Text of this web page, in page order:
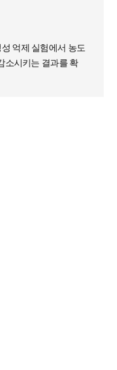
성 억제 실험에서 농도
소시키는 결과를 확